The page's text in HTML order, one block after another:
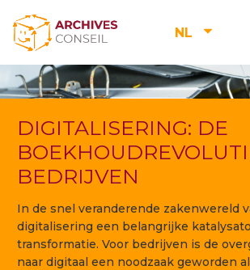
NL
DIGITALISERING: DE
BEDRIJVEN
In de snel veranderende zakenwereld
digitalisering een belangrijke
transformatie. Voor bedrijven is de
naar digitaal een noodzaak geworden